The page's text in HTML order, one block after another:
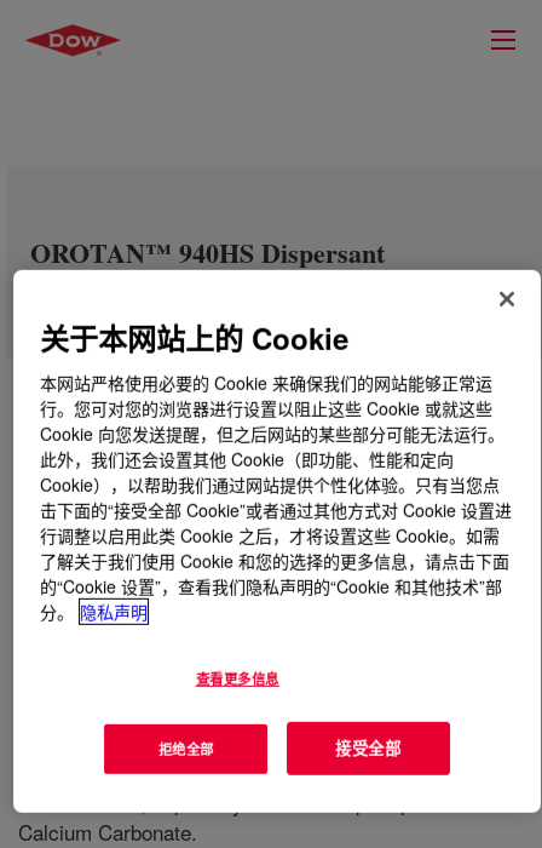
OROTAN™ 940HS Dispersant
什么是OROTAN™ 940HS Dispersant?
selected for optimizing the factors affecting dispersant,
such as polymer molecular weight, composition,
structure, and mode of surface adsorption.
Recommended for high solids slurries of TiO2 and
Calcium Carbonate.
关于本网站上的 Cookie
本网站严格使用必要的 Cookie 来确保我们的网站能够正常运
行。您可对您的浏览器进行设置以阻止这些 Cookie 或就这些
Cookie 向您发送提醒，但之后网站的某些部分可能无法运行。
此外，我们还会设置其他 Cookie（即功能、性能和定向
Cookie），以帮助我们通过网站提供个性化体验。只有当您点
击下面的“接受全部 Cookie”或者通过其他方式对 Cookie 设置进
行调整以启用此类 Cookie 之后，才将设置这些 Cookie。如需
了解关于我们使用 Cookie 和您的选择的更多信息，请点击下面
的“Cookie 设置”，查看我们隐私声明的“Cookie 和其他技术”部
分。
隐私声明
查看更多信息
拒绝全部 接受全部